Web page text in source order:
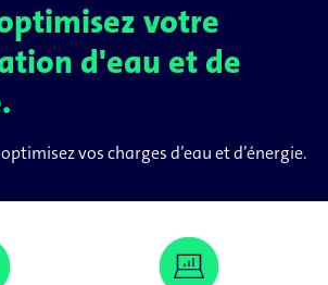
votre
d'eau et de
vos charges d’eau et d’énergie.